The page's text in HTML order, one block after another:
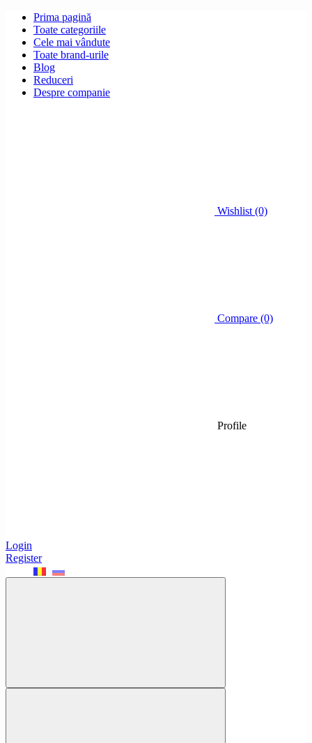
Prima pagină
Toate categoriile
Cele mai vândute
Toate brand-urile
Blog
Reduceri
Despre companie
Wishlist (0)
Compare (0)
Profile
Login
Register